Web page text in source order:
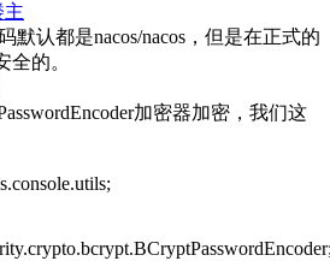
主
默认都是nacos/nacos，但是在正式的
的。
加密器加密，我们这